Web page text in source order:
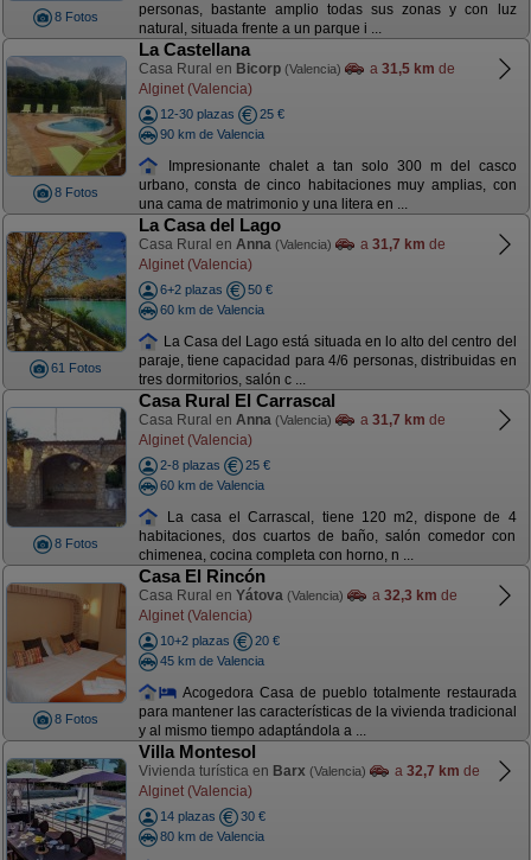
8 Fotos
personas, bastante amplio todas sus zonas y con luz
natural, situada frente a un parque i ...
8 Fotos
La Castellana
Casa Rural en Bicorp (Valencia) a 31,5 km de
Alginet (Valencia)
12-30 plazas
25 €
90 km de Valencia
Impresionante chalet a tan solo 300 m del casco
urbano, consta de cinco habitaciones muy amplias, con
una cama de matrimonio y una litera en ...
61 Fotos
La Casa del Lago
Casa Rural en Anna (Valencia) a 31,7 km de
Alginet (Valencia)
6+2 plazas
50 €
60 km de Valencia
La Casa del Lago está situada en lo alto del centro del
paraje, tiene capacidad para 4/6 personas, distribuidas en
tres dormitorios, salón c ...
8 Fotos
Casa Rural El Carrascal
Casa Rural en Anna (Valencia) a 31,7 km de
Alginet (Valencia)
2-8 plazas
25 €
60 km de Valencia
La casa el Carrascal, tiene 120 m2, dispone de 4
habitaciones, dos cuartos de baño, salón comedor con
chimenea, cocina completa con horno, n ...
8 Fotos
Casa El Rincón
Casa Rural en Yátova (Valencia) a 32,3 km de
Alginet (Valencia)
10+2 plazas
20 €
45 km de Valencia
Acogedora Casa de pueblo totalmente restaurada
para mantener las características de la vivienda tradicional
y al mismo tiempo adaptándola a ...
Villa Montesol
Vivienda turística en Barx (Valencia) a 32,7 km de
Alginet (Valencia)
14 plazas
30 €
80 km de Valencia